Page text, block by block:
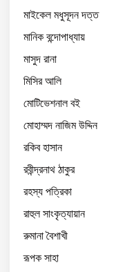
মাইকেল মধুসূদন দত্ত
মানিক বন্দোপাধ্যায়
মাসুদ রানা
মিসির আলি
মোটিভেশনাল বই
মোহাম্মদ নাজিম উদ্দিন
রকিব হাসান
রবীন্দ্রনাথ ঠাকুর
রহস্য পত্রিকা
রাহুল সাংকৃত্যায়ান
রুমানা বৈশাখী
রূপক সাহা